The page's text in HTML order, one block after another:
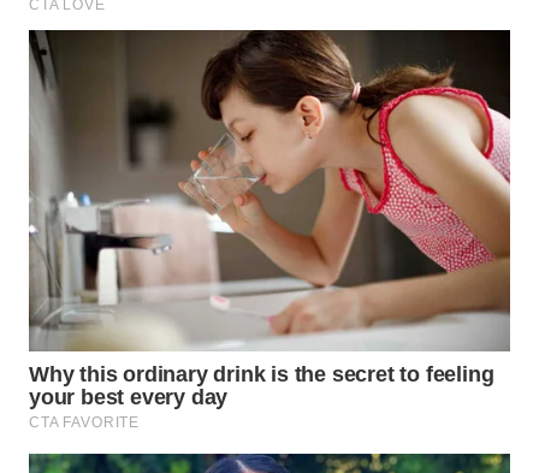
WN
SURABAYA
WN
BINTAN
WN
MANDALIKA
WN
LIKUPANG
WN